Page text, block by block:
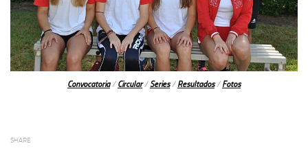
Convocatoria/ Circular/Series/ Resultados/ Fotos
SHARE